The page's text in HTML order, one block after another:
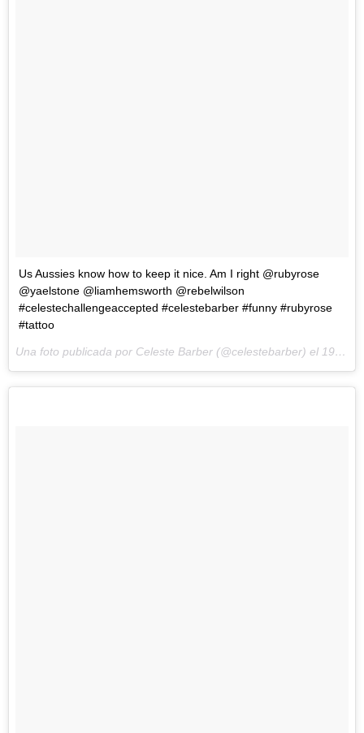
Us Aussies know how to keep it nice. Am I right @rubyrose
@yaelstone @liamhemsworth @rebelwilson
#celestechallengeaccepted #celestebarber #funny #rubyrose
#tattoo
Una foto publicada por Celeste Barber (@celestebarber) el 19 de Abr de 2016 a la(s) 2:09 PDT